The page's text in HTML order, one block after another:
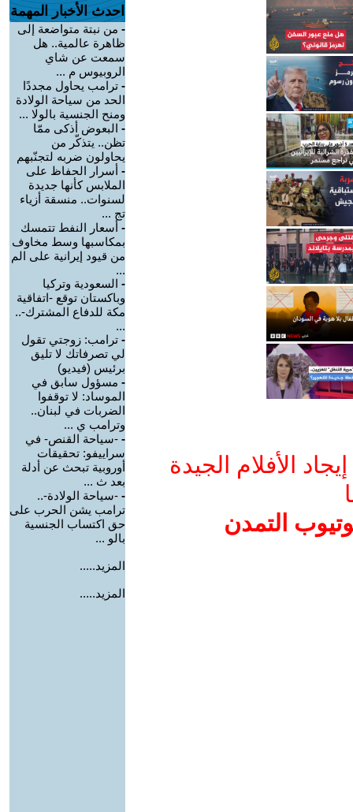
الأفلام الجيدة
التمدن
احدث الأخبار المهمة
- من نبتة متواضعة إلى
ظاهرة عالمية.. هل
سمعت عن شاي
الروبيوس م ...
- ترامب يحاول مجددًا
الحد من سياحة الولادة
ومنح الجنسية بالولا ...
- البعوض أذكى ممّا
تظن.. يتذكّر من
يحاولون ضربه لتجنّبهم
- أسرار الحفاظ على
الملابس كأنها جديدة
لسنوات.. منسقة أزياء
تج ...
- أسعار النفط تتمسك
بمكاسبها وسط مخاوف
من قيود إيرانية على الم
...
- السعودية وتركيا
وباكستان توقع -اتفاقية
مكة للدفاع المشترك-..
...
- ترامب: زوجتي تقول
لي تصرفاتك لا تليق
برئيس (فيديو)
- مسؤول سابق في
الموساد: لا توقفوا
الضربات في لبنان..
وترامب ي ...
- -سياحة القنص- في
سراييفو: تحقيقات
أوروبية تبحث عن أدلة
بعد ث ...
- -سياحة الولادة-..
ترامب يشن الحرب على
حق اكتساب الجنسية
بالو ...
المزيد.....
المزيد.....